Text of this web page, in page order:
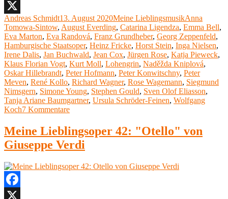
Richard
Wagner“
Facebook
X
Autor
Andreas SchmidtVeröffentlicht
am
13. August 2020Kategorien
Meine LieblingsmusikSchlagwörter
Anna
Tomowa-Sintow, August Everding, Catarina Ligendza, Emma Bell,
Eva Marton, Eva Randová, Franz Grundheber, Georg Zeppenfeld,
Hamburgische Staatsoper, Heinz Fricke, Horst Stein, Inga Nielsen,
Irene Dalis, Jan Buchwald, Jean Cox, Jürgen Rose, Katja Pieweck,
Klaus Florian Vogt, Kurt Moll, Lohengrin, Naděžda Kniplová,
Oskar Hillebrandt, Peter Hofmann, Peter Konwitschny, Peter
Meven, René Kollo, Richard Wagner, Rose Wagemann, Siegmund
Nimsgern, Simone Young, Stephen Gould, Sven Olof Eliasson,
Tanja Ariane Baumgartner, Ursula Schröder-Feinen, Wolfgang
Koch7 Kommentarezu
Lieblingsoper
(43):
„Lohengrin“
Richard
Wagner
Meine Lieblingsoper 42: "Otello" von
Giuseppe Verdi
Facebook